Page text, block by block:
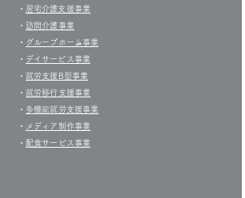
​・ 居宅介護支援事業​
・ 訪問介護事業
・ グループホーム事業
​・ デイサービス事業
・ 就労支援B型事業
・ 就労移行支援事業
・ 多機能就労支援事業
・ メディア制作事業
・ 配食サービス事業